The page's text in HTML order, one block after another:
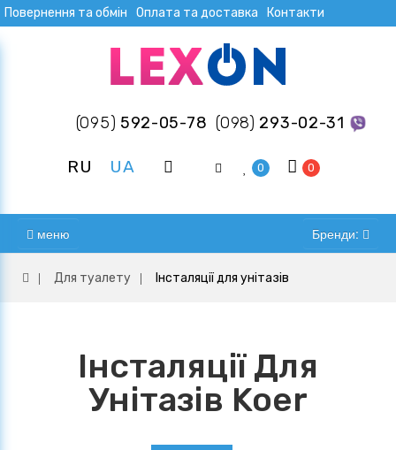
Повернення та обмін Оплата та доставка Контакти
(095) 592-05-78 (098) 293-02-31
RU UA 0 0
меню Бренди:
Для туалету Інсталяції для унітазів
Інсталяції Для
Унітазів Koer